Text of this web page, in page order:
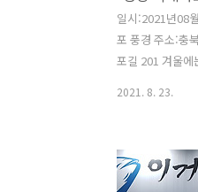
하세요! 만천하
2개의 고정된 와
으로 활강하듯
일시:2021년08
포 풍경 주소:충
포길 201 겨울에
한 주변경관과
룬다. 예부터 난
많은 시인들이
2021. 8. 23.